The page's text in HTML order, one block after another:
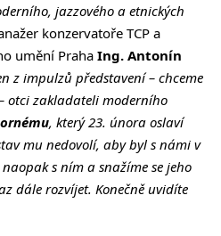
jazzového a etnických
konzervatoře TCP a
umění Praha Ing. Antonín
z impulzů představení – chceme
otci zakladateli moderního
, který 23. února oslaví
mu nedovolí, aby byl s námi v
s ním a snažíme se jeho
dále rozvíjet. Konečně uvidíte